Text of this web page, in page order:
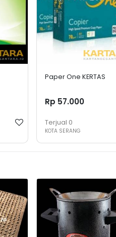
Paper One KERTAS
Rp 57.000
Terjual 0
KOTA SERANG